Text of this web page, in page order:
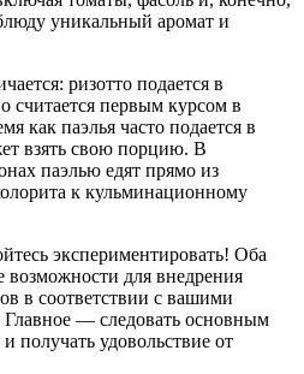
уникальный аромат и
ризотто подается в
считается первым курсом в
как паэлья часто подается в
взять свою порцию. В
паэлью едят прямо из
к кульминационному
экспериментировать! Оба
для внедрения
в соответствии с вашими
— следовать основным
получать удовольствие от